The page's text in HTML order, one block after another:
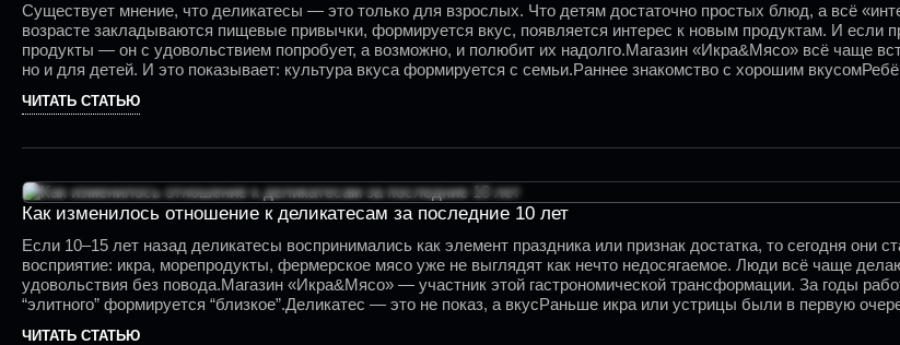
Существует мнение, что деликатесы — это только для взрослых. Что детям достаточно простых блюд, а всё
возрасте закладываются пищевые привычки, формируется вкус, появляется интерес к новым продуктам. И если
продукты — он с удовольствием попробует, а возможно, и полюбит их надолго.Магазин «Икра&Мясо» всё чаще
но и для детей. И это показывает: культура вкуса формируется с семьи.Раннее знакомство с хорошим
ЧИТАТЬ СТАТЬЮ
Как изменилось отношение к деликатесам за последние 10 лет
Если 10–15 лет назад деликатесы воспринимались как элемент праздника или признак достатка, то сегодня они
восприятие: икра, морепродукты, фермерское мясо уже не выглядят как нечто недосягаемое. Люди всё чаще
удовольствия без повода.Магазин «Икра&Мясо» — участник этой гастрономической трансформации. За годы
“элитного” формируется “близкое”.Деликатес — это не показ, а вкусРаньше икра или устрицы были в первую
ЧИТАТЬ СТАТЬЮ